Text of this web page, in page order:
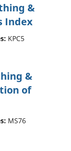
&
Index
KPC5
&
of
MS76